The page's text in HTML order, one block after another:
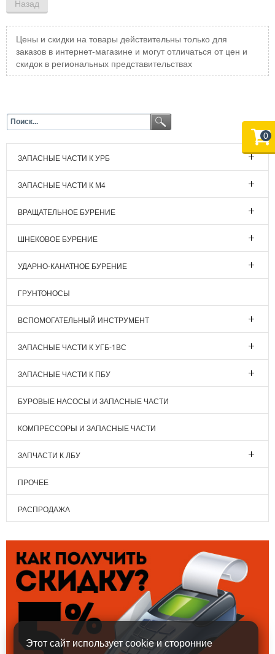
Цены и скидки на товары действительны только для
заказов в интернет-магазине и могут отличаться от цен и
скидок в региональных представительствах
ЗАПАСНЫЕ ЧАСТИ К УРБ
ЗАПАСНЫЕ ЧАСТИ К М4
ВРАЩАТЕЛЬНОЕ БУРЕНИЕ
ШНЕКОВОЕ БУРЕНИЕ
УДАРНО-КАНАТНОЕ БУРЕНИЕ
ГРУНТОНОСЫ
ВСПОМОГАТЕЛЬНЫЙ ИНСТРУМЕНТ
ЗАПАСНЫЕ ЧАСТИ К УГБ-1ВС
ЗАПАСНЫЕ ЧАСТИ К ПБУ
БУРОВЫЕ НАСОСЫ И ЗАПАСНЫЕ ЧАСТИ
КОМПРЕССОРЫ И ЗАПАСНЫЕ ЧАСТИ
ЗАПЧАСТИ К ЛБУ
ПРОЧЕЕ
РАСПРОДАЖА
0
Этот сайт использует cookie и сторонние